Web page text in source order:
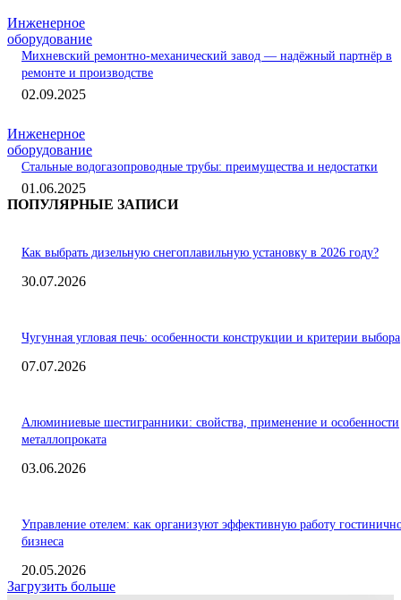
Инженерное
оборудование
Михневский ремонтно-механический завод — надёжный партнёр в
ремонте и производстве
02.09.2025
Инженерное
оборудование
Стальные водогазопроводные трубы: преимущества и недостатки
01.06.2025
ПОПУЛЯРНЫЕ ЗАПИСИ
Как выбрать дизельную снегоплавильную установку в 2026 году?
30.07.2026
Чугунная угловая печь: особенности конструкции и критерии выбора
07.07.2026
Алюминиевые шестигранники: свойства, применение и особенности
металлопроката
03.06.2026
Управление отелем: как организуют эффективную работу
бизнеса
20.05.2026
Загрузить больше